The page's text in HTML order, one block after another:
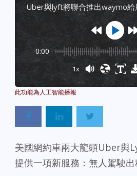
uber與lyft將聯合推出waymo給
0:00
1x
美國網約車兩大龍頭Uber與
提供一項新服務：無人駕駛出